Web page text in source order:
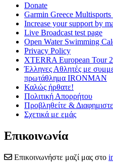
Donate
Garmin Greece Multisports
Increase your support by
Live Broadcast test page
Open Water Swimming
Privacy Policy
XTERRA European Tour
Έλληνες Αθλητές με
πρωτάθλημα IRONMAN
Καλώς ήρθατε!
Πολιτική Απορρήτου
Προβληθείτε &
Σχετικά με εμάς
Επικοινωνία
Επικοινωνήστε μαζί μας στο